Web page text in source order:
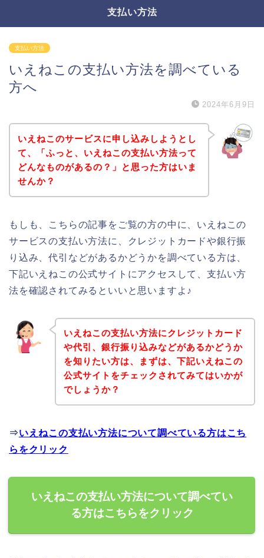
支払い方法
支払い方法
いえねこの支払い方法を調べている
方へ
2024年6月9日
いえねこのサービスに申し込みしようとし
て、「ふっと、いえねこの支払い方法って
どんなものがあるの？」と思った方はいま
せんか？
もしも、こちらの記事をご覧の方の中に、いえねこの
サービスの支払い方法に、クレジットカードや銀行振
り込み、代引などがあるかどうかを調べている方は、
下記いえねこの公式サイトにアクセスして、支払い方
法を確認されてみるといいと思いますよ♪
いえねこの支払い方法にクレジットカード
や代引、銀行振り込みなどがあるかどうか
を知りたい方は、まずは、下記いえねこの
公式サイトをチェックされてみてはいかが
でしょうか？
⇒いえねこの支払い方法について調べている方はこち
らをクリック
いえねこの支払い方法について調べてい
る方はこちらをクリック